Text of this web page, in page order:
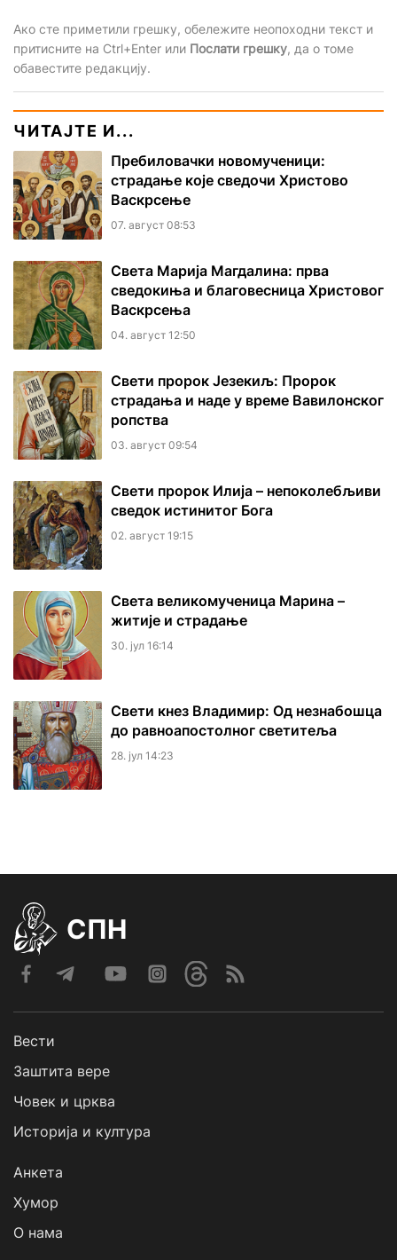
Ако сте приметили грешку, обележите неопоходни текст и
притисните на Ctrl+Enter или Послати грешку, да о томе
обавестите редакцију.
ЧИТАЈТЕ И...
Пребиловачки новомученици:
страдање које сведочи Христово
Васкрсење
07. август 08:53
Света Марија Магдалина: прва
сведокиња и благовесница Христовог
Васкрсења
04. август 12:50
Свети пророк Језекиљ: Пророк
страдања и наде у време Вавилонског
ропства
03. август 09:54
Свети пророк Илија – непоколебљиви
сведок истинитог Бога
02. август 19:15
Света великомученица Марина –
житије и страдање
30. јул 16:14
Свети кнез Владимир: Од незнабошца
до равноапостолног светитеља
28. јул 14:23
СПН
Вести
Заштита вере
Човек и црква
Историја и култура
Анкета
Хумор
О нама